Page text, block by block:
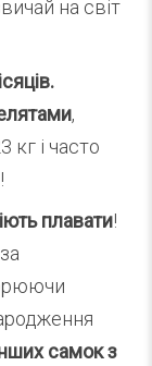
на світ
,
і часто
плавати!
самок з